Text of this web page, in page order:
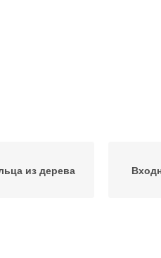
из дерева